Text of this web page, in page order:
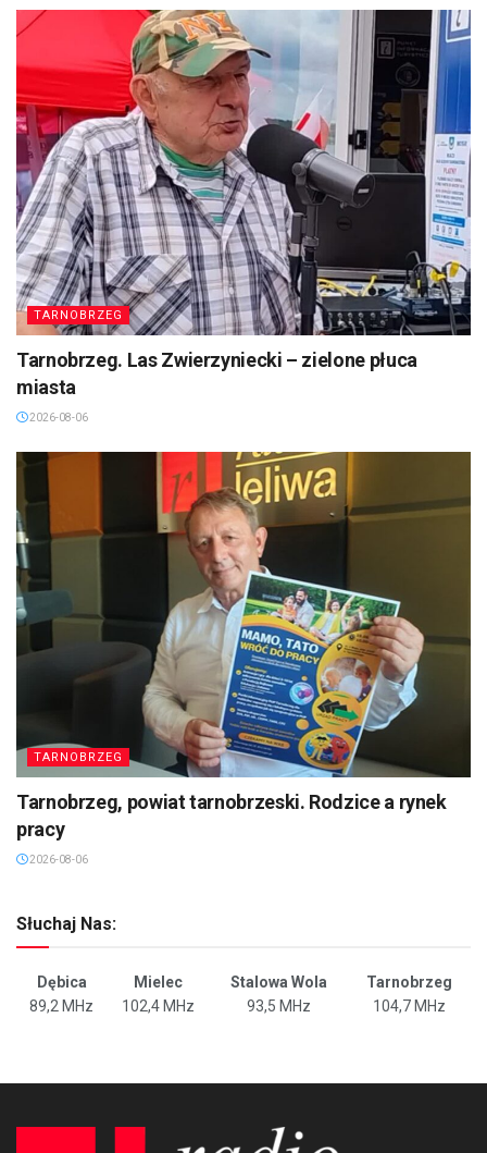
TARNOBRZEG
Tarnobrzeg. Las Zwierzyniecki – zielone płuca
miasta
2026-08-06
TARNOBRZEG
Tarnobrzeg, powiat tarnobrzeski. Rodzice a rynek
pracy
2026-08-06
Słuchaj Nas:
Dębica Mielec Stalowa Wola
Tarnobrzeg
89,2 MHz
102,4 MHz 93,5 MHz 104,7 MHz